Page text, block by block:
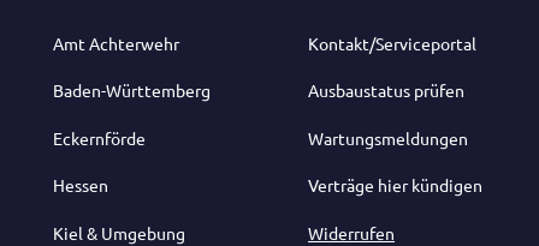
Amt Achterwehr
Baden-Württemberg
Eckernförde
Hessen
Kiel & Umgebung
Kontakt/Serviceportal
Ausbaustatus prüfen
Wartungsmeldungen
Verträge hier kündigen
Widerrufen